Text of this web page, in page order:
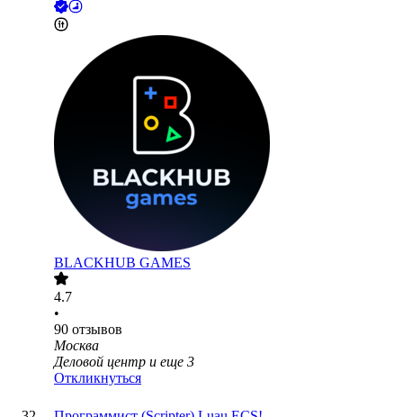
BLACKHUB GAMES
4.7
•
90 отзывов
Москва
Деловой центр и еще 3
Откликнуться